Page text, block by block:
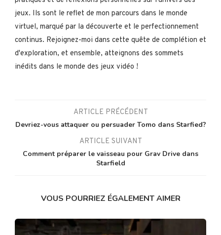
jeux. Ils sont le reflet de mon parcours dans le monde
virtuel, marqué par la découverte et le perfectionnement
continus. Rejoignez-moi dans cette quête de complétion et
d'exploration, et ensemble, atteignons des sommets
inédits dans le monde des jeux vidéo !
ARTICLE PRÉCÉDENT
Devriez-vous attaquer ou persuader Tomo dans Starfied?
ARTICLE SUIVANT
Comment préparer le vaisseau pour Grav Drive dans
Starfield
VOUS POURRIEZ ÉGALEMENT AIMER